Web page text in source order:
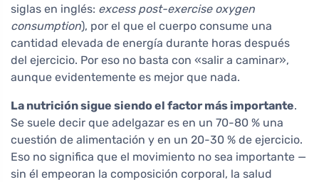
siglas en inglés: excess post-exercise oxygen
consumption), por el que el cuerpo consume una
cantidad elevada de energía durante horas después
del ejercicio. Por eso no basta con «salir a caminar»,
aunque evidentemente es mejor que nada.
La nutrición sigue siendo el factor más importante.
Se suele decir que adelgazar es en un 70-80 % una
cuestión de alimentación y en un 20-30 % de ejercicio.
Eso no significa que el movimiento no sea importante —
sin él empeoran la composición corporal, la salud